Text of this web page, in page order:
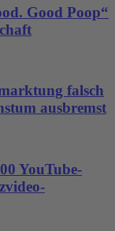
Good Poop“
falsch
ausbremst
YouTube-